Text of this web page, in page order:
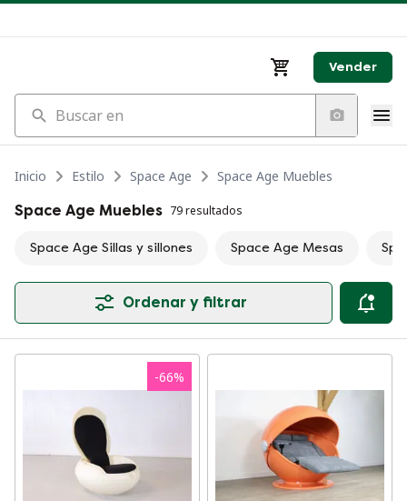
Vender
Buscar en
Inicio Estilo Space Age
Space Age Muebles
Space Age Muebles 79 resultados
Space Age Sillas y sillones Space Age Mesas
Ordenar y filtrar
-66%